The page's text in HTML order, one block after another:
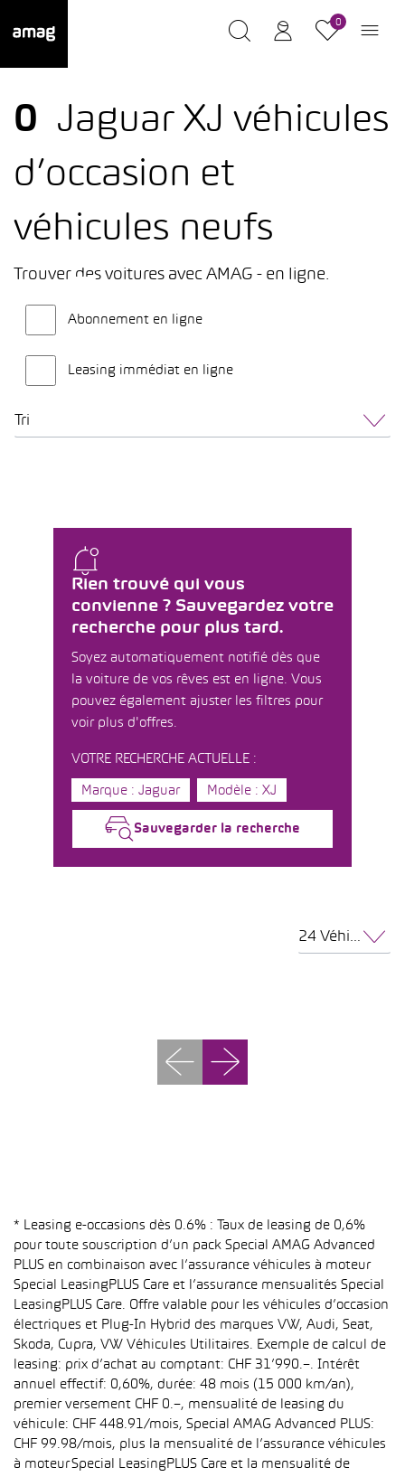
0
0
Jaguar XJ véhicules
d’occasion et
véhicules neufs
Trouver des voitures avec AMAG - en ligne.
Abonnement en ligne
Leasing immédiat en ligne
Tri
Rien trouvé qui vous
convienne ? Sauvegardez votre
recherche pour plus tard.
Soyez automatiquement notifié dès que
la voiture de vos rêves est en ligne. Vous
pouvez également ajuster les filtres pour
voir plus d'offres.
VOTRE RECHERCHE ACTUELLE :
Marque : Jaguar Modèle : XJ
Sauvegarder la recherche
24 Véhicules par page
* Leasing e-occasions dès 0.6% : Taux de leasing de 0,6%
pour toute souscription d’un pack Special AMAG Advanced
PLUS en combinaison avec l’assurance véhicules à moteur
Special LeasingPLUS Care et l’assurance mensualités Special
LeasingPLUS Care. Offre valable pour les véhicules d’occasion
électriques et Plug-In Hybrid des marques VW, Audi, Seat,
Skoda, Cupra, VW Véhicules Utilitaires. Exemple de calcul de
leasing: prix d’achat au comptant: CHF 31’990.–. Intérêt
annuel effectif: 0,60%, durée: 48 mois (15 000 km/an),
premier versement CHF 0.–, mensualité de leasing du
véhicule: CHF 448.91/mois, Special AMAG Advanced PLUS:
CHF 99.98/mois, plus la mensualité de l’assurance véhicules
à moteur Special LeasingPLUS Care et la mensualité de